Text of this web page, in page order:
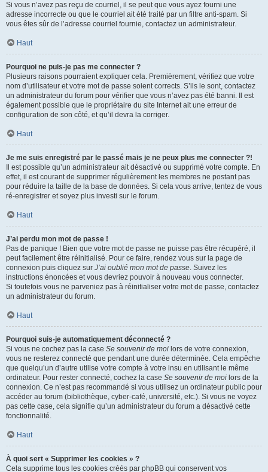
Si vous n’avez pas reçu de courriel, il se peut que vous ayez fourni une
adresse incorrecte ou que le courriel ait été traité par un filtre anti-spam. Si
vous êtes sûr de l’adresse courriel fournie, contactez un administrateur.
Haut
Pourquoi ne puis-je pas me connecter ?
Plusieurs raisons pourraient expliquer cela. Premièrement, vérifiez que votre
nom d’utilisateur et votre mot de passe soient corrects. S’ils le sont, contactez
un administrateur du forum pour vérifier que vous n’avez pas été banni. Il est
également possible que le propriétaire du site Internet ait une erreur de
configuration de son côté, et qu’il devra la corriger.
Haut
Je me suis enregistré par le passé mais je ne peux plus me connecter ?!
Il est possible qu’un administrateur ait désactivé ou supprimé votre compte. En
effet, il est courant de supprimer régulièrement les membres ne postant pas
pour réduire la taille de la base de données. Si cela vous arrive, tentez de vous
ré-enregistrer et soyez plus investi sur le forum.
Haut
J’ai perdu mon mot de passe !
Pas de panique ! Bien que votre mot de passe ne puisse pas être récupéré, il
peut facilement être réinitialisé. Pour ce faire, rendez vous sur la page de
connexion puis cliquez sur J’ai oublié mon mot de passe. Suivez les
instructions énoncées et vous devriez pouvoir à nouveau vous connecter.
Si toutefois vous ne parveniez pas à réinitialiser votre mot de passe, contactez
un administrateur du forum.
Haut
Pourquoi suis-je automatiquement déconnecté ?
Si vous ne cochez pas la case Se souvenir de moi lors de votre connexion,
vous ne resterez connecté que pendant une durée déterminée. Cela empêche
que quelqu’un d’autre utilise votre compte à votre insu en utilisant le même
ordinateur. Pour rester connecté, cochez la case Se souvenir de moi lors de la
connexion. Ce n’est pas recommandé si vous utilisez un ordinateur public pour
accéder au forum (bibliothèque, cyber-café, université, etc.). Si vous ne voyez
pas cette case, cela signifie qu’un administrateur du forum a désactivé cette
fonctionnalité.
Haut
À quoi sert « Supprimer les cookies » ?
Cela supprime tous les cookies créés par phpBB qui conservent vos